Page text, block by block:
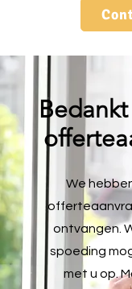
We
ontvangen.
spoeding
met u op.